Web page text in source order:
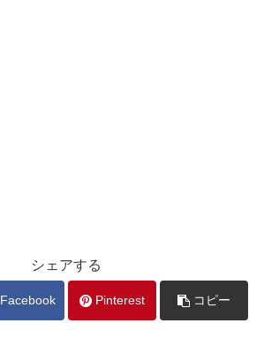
シェアする
Facebook Pinterest コピー